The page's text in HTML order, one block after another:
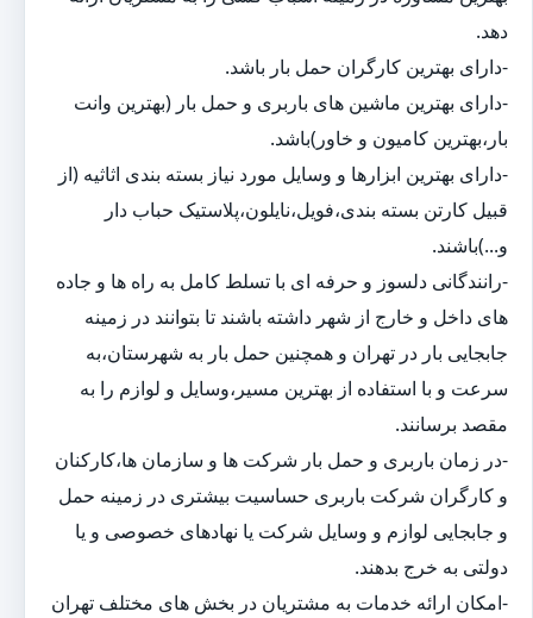
دهد.
-دارای بهترین کارگران حمل بار باشد.
-دارای بهترین ماشین های باربری و حمل بار (بهترین وانت
بار،بهترین کامیون و خاور)باشد.
-دارای بهترین ابزارها و وسایل مورد نیاز بسته بندی اثاثیه (از
قبیل کارتن بسته بندی،فویل،نایلون،پلاستیک حباب دار
و...)باشند.
-رانندگانی دلسوز و حرفه ای با تسلط کامل به راه ها و جاده
های داخل و خارج از شهر داشته باشند تا بتوانند در زمینه
جابجایی بار در تهران و همچنین حمل بار به شهرستان،به
سرعت و با استفاده از بهترین مسیر،وسایل و لوازم را به
مقصد برسانند.
-در زمان باربری و حمل بار شرکت ها و سازمان ها،کارکنان
و کارگران شرکت باربری حساسیت بیشتری در زمینه حمل
و جابجایی لوازم و وسایل شرکت یا نهادهای خصوصی و یا
دولتی به خرج بدهند.
-امکان ارائه خدمات به مشتریان در بخش های مختلف تهران